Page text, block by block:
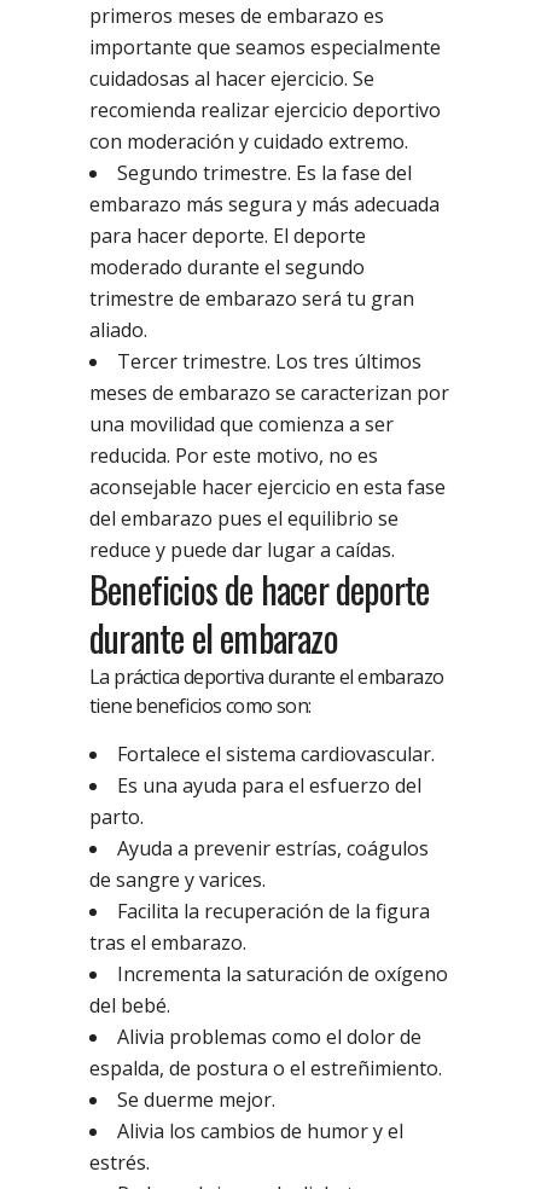
primeros meses de embarazo es
importante que seamos especialmente
cuidadosas al hacer ejercicio. Se
recomienda realizar ejercicio deportivo
con moderación y cuidado extremo.
Segundo trimestre. Es la fase del
embarazo más segura y más adecuada
para hacer deporte. El deporte
moderado durante el segundo
trimestre de embarazo será tu gran
aliado.
Tercer trimestre. Los tres últimos
meses de embarazo se caracterizan por
una movilidad que comienza a ser
reducida. Por este motivo, no es
aconsejable hacer ejercicio en esta fase
del embarazo pues el equilibrio se
reduce y puede dar lugar a caídas.
Beneficios de hacer deporte
durante el embarazo
La práctica deportiva durante el embarazo
tiene beneficios como son:
Fortalece el sistema cardiovascular.
Es una ayuda para el esfuerzo del
parto.
Ayuda a prevenir estrías, coágulos
de sangre y varices.
Facilita la recuperación de la figura
tras el embarazo.
Incrementa la saturación de oxígeno
del bebé.
Alivia problemas como el dolor de
espalda, de postura o el estreñimiento.
Se duerme mejor.
Alivia los cambios de humor y el
estrés.